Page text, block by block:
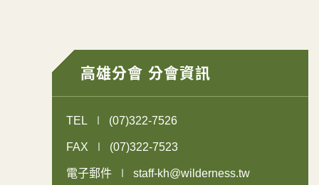
高雄分會 分會資訊
TEL (07)322-7526
FAX (07)322-7523
電子郵件 staff-kh@wilderness.tw